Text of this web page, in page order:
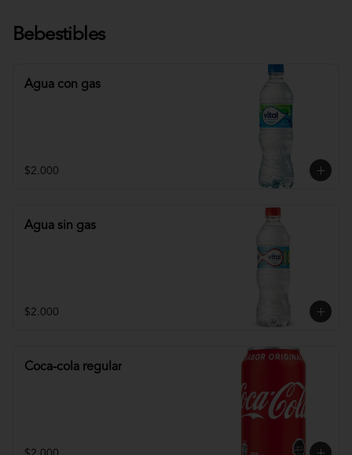
Bebestibles
Agua con gas
$2.000
Agua sin gas
$2.000
Coca-cola regular